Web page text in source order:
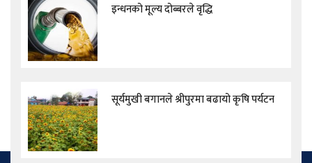
इन्धनको मूल्य दोब्बरले वृद्धि
सूर्यमुखी बगानले श्रीपुरमा बढायो कृषि पर्यटन